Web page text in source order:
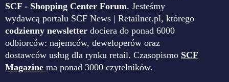
SCF - Shopping Center Forum. Jesteśmy
wydawcą portalu SCF News | Retailnet.pl, którego
codzienny newsletter dociera do ponad 6000
odbiorców: najemców, deweloperów oraz
dostawców usług dla rynku retail. Czasopismo SCF
Magazine ma ponad 3000 czytelników.